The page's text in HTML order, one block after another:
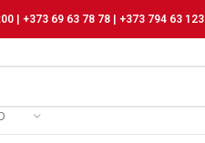
| +373 69 63 78 78 | +373 794 63 123